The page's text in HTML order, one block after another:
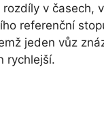
v časech,
referenční
jeden vůz
rychlejší.